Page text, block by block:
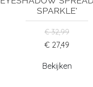
SPARKLE'
€ 32,99
€ 27,49
Bekijken